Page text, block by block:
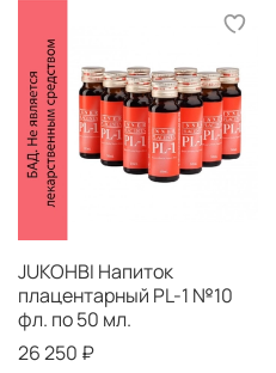
JUKOHBI Напиток
плацентарный PL-1 №10
фл. по 50 мл.
26 250 ₽